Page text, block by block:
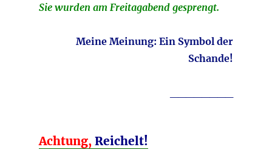
Sie wurden am Freitagabend gesprengt.
Meine Meinung: Ein Symbol der
Schande!
Achtung, Reichelt!